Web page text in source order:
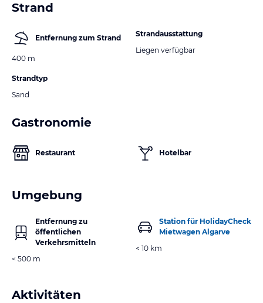
Strand
Entfernung zum Strand
400 m
Strandtyp
Sand
Strandausstattung
Liegen verfügbar
Gastronomie
Restaurant Hotelbar
Umgebung
Entfernung zu
öffentlichen
Verkehrsmitteln
< 500 m
Station für HolidayCheck
Mietwagen Algarve
< 10 km
Aktivitäten